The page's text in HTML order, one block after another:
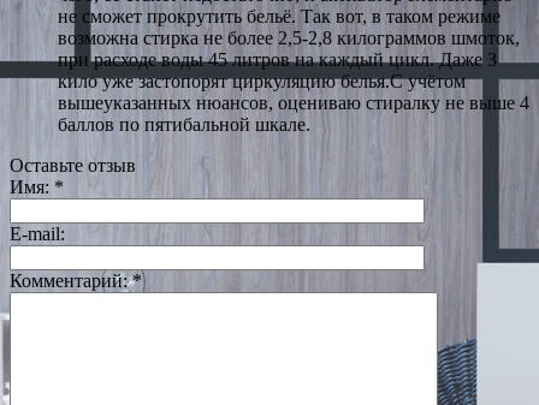
не сможет прокрутить бельё. Так вот, в таком режиме
возможна стирка не более 2,5-2,8 килограммов шмоток,
при расходе воды 45 литров на каждый цикл. Даже 3
кило уже застопорят циркуляцию белья.С учётом
вышеуказанных нюансов, оцениваю стиралку не выше 4
баллов по пятибальной шкале.
Оставьте отзыв
Имя: *
E-mail:
Комментарий:*